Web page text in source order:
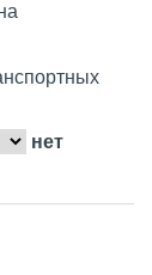
нет